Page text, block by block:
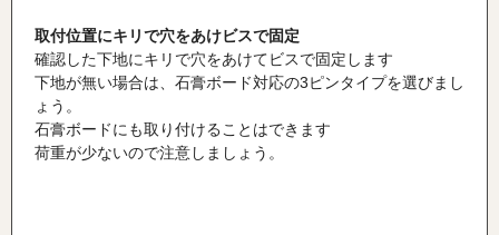
取付位置にキリで穴をあけビスで固定
確認した下地にキリで穴をあけてビスで固定します
下地が無い場合は、石膏ボード対応の3ピンタイプを選びまし
ょう。
石膏ボードにも取り付けることはできます
荷重が少ないので注意しましょう。